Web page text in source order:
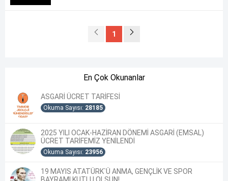
1
En Çok Okunanlar
ASGARİ ÜCRET TARİFESİ
Okuma Sayısı: 28185
2025 YILI OCAK-HAZİRAN DÖNEMİ ASGARİ (EMSAL)
ÜCRET TARİFEMİZ YENİLENDİ
Okuma Sayısı: 23956
19 MAYIS ATATÜRK`Ü ANMA, GENÇLİK VE SPOR